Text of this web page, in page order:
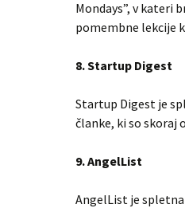
Mondays”, v kateri
pomembne lekcije
8. Startup Digest
Startup Digest je
članke, ki so skoraj
9. AngelList
AngelList je